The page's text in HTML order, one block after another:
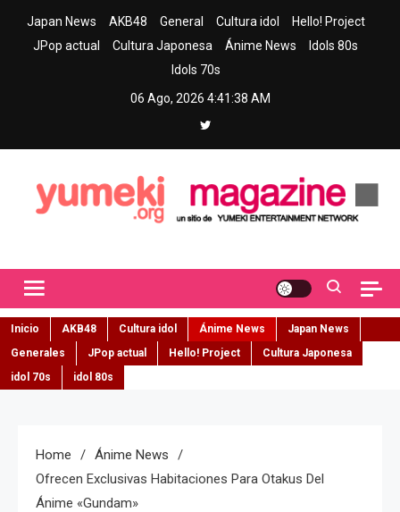
Japan News AKB48 General Cultura idol
Hello! Project
JPop actual
Cultura Japonesa Ánime News
Idols 80s
Idols 70s
06 Ago, 2026 4:41:40 AM
Inicio AKB48 Cultura idol Ánime News
Japan News
Generales
JPop actual Hello! Project
Cultura Japonesa
idol 70s
idol 80s
Home
Ánime News
Ofrecen Exclusivas Habitaciones Para Otakus Del
Ánime «Gundam»